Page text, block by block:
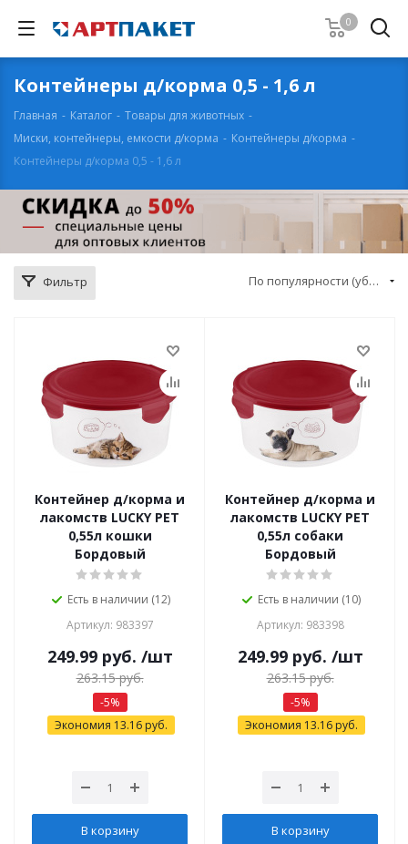
0
Контейнеры д/корма 0,5 - 1,6 л
Главная - Каталог - Товары для животных -
Миски, контейнеры, емкости д/корма - Контейнеры д/корма -
Контейнеры д/корма 0,5 - 1,6 л
Фильтр По популярности (убывание)
Контейнер д/корма и
лакомств LUCKY PET
0,55л кошки
Бордовый
Есть в наличии (12)
Артикул: 983397
249.99руб. /шт
263.15руб.
-5%
Экономия 13.16 руб.
В корзину
Контейнер д/корма и
лакомств LUCKY PET
0,55л собаки
Бордовый
Есть в наличии (10)
Артикул: 983398
249.99руб. /шт
263.15руб.
-5%
Экономия 13.16 руб.
В корзину